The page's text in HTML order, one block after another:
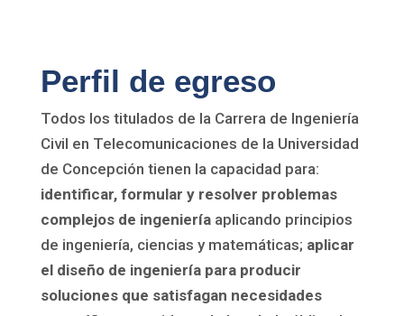
Perfil de egreso
Todos los titulados de la Carrera de Ingeniería
Civil en Telecomunicaciones de la Universidad
de Concepción tienen la capacidad para:
identificar, formular y resolver problemas
complejos de ingeniería aplicando principios
de ingeniería, ciencias y matemáticas; aplicar
el diseño de ingeniería para producir
soluciones que satisfagan necesidades